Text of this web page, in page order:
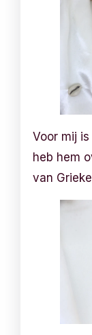
Voor mij
heb hem
van